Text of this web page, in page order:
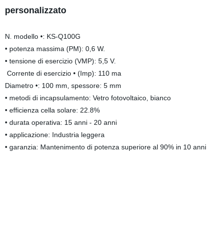
personalizzato
N. modello •: KS-Q100G
• potenza massima (PM): 0,6 W.
• tensione di esercizio (VMP): 5,5 V.
Corrente di esercizio • (Imp): 110 ma
Diametro •: 100 mm, spessore: 5 mm
• metodi di incapsulamento: Vetro fotovoltaico, bianco
• efficienza cella solare: 22.8%
• durata operativa: 15 anni - 20 anni
• applicazione: Industria leggera
• garanzia: Mantenimento di potenza superiore al 90% in 10 anni